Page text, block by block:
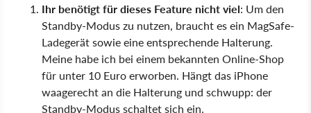
Ihr benötigt für dieses Feature nicht viel: Um den
Standby-Modus zu nutzen, braucht es ein MagSafe-
Ladegerät sowie eine entsprechende Halterung.
Meine habe ich bei einem bekannten Online-Shop
für unter 10 Euro erworben. Hängt das iPhone
waagerecht an die Halterung und schwupp: der
Standby-Modus schaltet sich ein.